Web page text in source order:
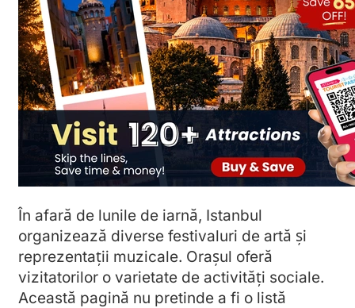
În afară de lunile de iarnă, Istanbul
organizează diverse festivaluri de artă și
reprezentații muzicale. Orașul oferă
vizitatorilor o varietate de activități sociale.
Această pagină nu pretinde a fi o listă